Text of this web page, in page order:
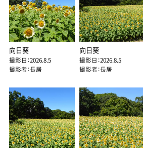
向日葵
撮影日：2026.8.5
撮影者：長居
向日葵
撮影日：2026.8.5
撮影者：長居